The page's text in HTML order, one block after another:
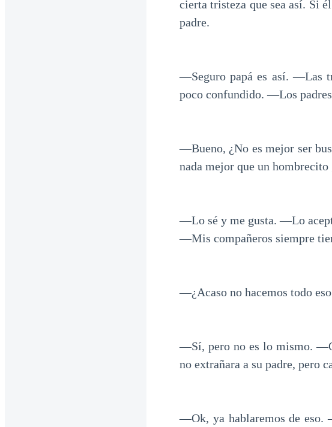
cierta tristeza que sea así. Si
padre.
―Seguro papá es así. ―Las
poco confundido. ―Los
―Bueno, ¿No es mejor ser
nada mejor que un hombrecito
―Lo sé y me gusta. ―Lo
―Mis compañeros siempre
―¿Acaso no hacemos todo
―Sí, pero no es lo mismo.
no extrañara a su padre, pero
―Ok, ya hablaremos de